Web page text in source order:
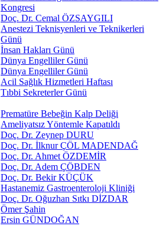
Kongresi
Doç. Dr. Cemal ÖZSAYGILI
Anestezi Teknisyenleri ve Teknikerleri
Günü
İnsan Hakları Günü
Dünya Engelliler Günü
Dünya Engelliler Günü
Acil Sağlık Hizmetleri Haftası
Tıbbi Sekreterler Günü
Prematüre Bebeğin Kalp Deliği
Ameliyatsız Yöntemle Kapatıldı
Doç. Dr. Zeynep DURU
Doç. Dr. İlknur ÇÖL MADENDAĞ
Doç. Dr. Ahmet ÖZDEMİR
Doç. Dr. Adem ÇÖBDEN
Doç. Dr. Bekir KÜÇÜK
Hastanemiz Gastroenteroloji Kliniği
Doç. Dr. Oğuzhan Sıtkı DİZDAR
Ömer Şahin
Ersin GÜNDOĞAN